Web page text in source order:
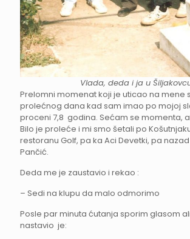
Vlada, deda i ja u
Prelomni momenat koji je uticao na mene
prolećnog dana kad sam imao po mojoj
proceni 7,8 godina. Sećam se momenta,
Bilo je proleće i mi smo šetali po
restoranu Golf, pa ka Aci Devetki, pa
Pančić.
Deda me je zaustavio i rekao :
– Sedi na klupu da malo odmorimo
Posle par minuta ćutanja sporim glasom
nastavio je: